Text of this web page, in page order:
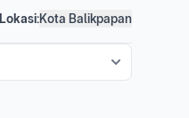
Lokasi:Kota Balikpapan